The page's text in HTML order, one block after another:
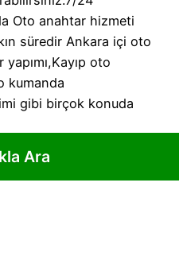
Oto anahtar hizmeti
süredir Ankara içi oto
oto
kumanda
gibi birçok konuda
Ara!
Ara